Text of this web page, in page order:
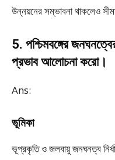
উন্নয়নের সম্ভাবনা থাকলেও
5. পশ্চিমবঙ্গের
প্রভাব আলোচনা করো।
Ans:
ভূমিকা
ভূপ্রকৃতি ও জলবায়ু জনঘনত্ব